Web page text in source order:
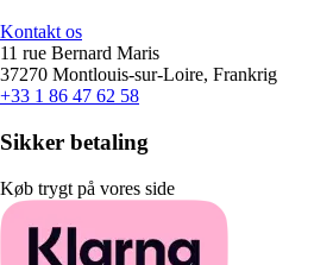
Kontakt os
11 rue Bernard Maris
37270 Montlouis-sur-Loire, Frankrig
+33 1 86 47 62 58
Sikker betaling
Køb trygt på vores side